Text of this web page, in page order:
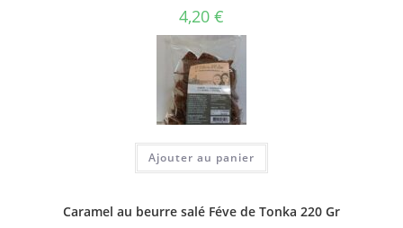
4,20 €
Ajouter au panier
Caramel au beurre salé Féve de Tonka 220 Gr